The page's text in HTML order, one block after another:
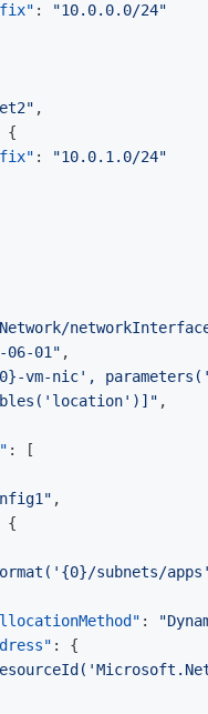
:
"10.0.0.0/24"
,
{
:
"10.0.1.0/24"
06-01" ,
vm-nic',
,
:
[
,
{
subnets/
:
:
{